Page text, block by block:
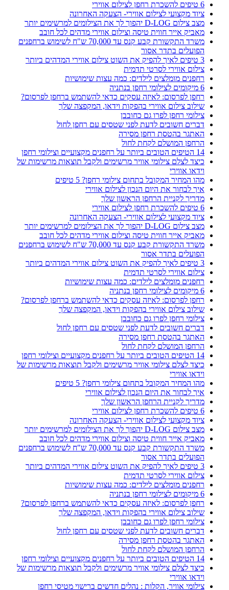
6 טיפים להשכרת רחפן לצילום אווירי
ציוד מקצועי לצילום אווירי- הצעקה האחרונה
מצב צילום D-LOG יהפוך לך את הצילומים למרשימים יותר
מאביק אייר חווית טיסה וצילום אווירי מדהים לכל חובב
משרד התקשורת קבע קנס עד 70,000 ש"ח לשימוש ברחפנים
הפועלים בתדר אסור
3 טיפים לאיך להפיק את השוט צילום אווירי המדהים ביותר
צילום אווירי לסרטי תדמית
רחפנים מומלצים לילדים: כמה עצות שימושיות
6 מיקומים לצילומי רחפן בנתניה
רחפן לפרסום: לאיזה עסקים כדאי להשתמש ברחפן לפרסום?
שילוב צילום אווירי בהפקות וידאו, המקפצה שלך
צילומי רחפן לפרו גם כחובבן
דברים חשובים לדעת לפני שטסים עם רחפן לחול
האתגר בהטסת רחפן מסירה
הרחפן המושלם לקחת לחול
14 הטיפים הטובים ביותר על רחפנים מקצועיים וצילומי רחפן
כיצד לצלם צילומי אוויר מרשימים ולקבל תוצאות מרשימות של
וידאו אווירי
מהו המחיר המקובל בתחום צילומי רחפן? 5 טיפים
איך לבחור את היום הנכון לצילום אווירי
מדריך לקניית הרחפן הראשון שלך
6 טיפים להשכרת רחפן לצילום אווירי
ציוד מקצועי לצילום אווירי- הצעקה האחרונה
מצב צילום D-LOG יהפוך לך את הצילומים למרשימים יותר
מאביק אייר חווית טיסה וצילום אווירי מדהים לכל חובב
משרד התקשורת קבע קנס עד 70,000 ש"ח לשימוש ברחפנים
הפועלים בתדר אסור
3 טיפים לאיך להפיק את השוט צילום אווירי המדהים ביותר
צילום אווירי לסרטי תדמית
רחפנים מומלצים לילדים: כמה עצות שימושיות
6 מיקומים לצילומי רחפן בנתניה
רחפן לפרסום: לאיזה עסקים כדאי להשתמש ברחפן לפרסום?
שילוב צילום אווירי בהפקות וידאו, המקפצה שלך
צילומי רחפן לפרו גם כחובבן
דברים חשובים לדעת לפני שטסים עם רחפן לחול
האתגר בהטסת רחפן מסירה
הרחפן המושלם לקחת לחול
14 הטיפים הטובים ביותר על רחפנים מקצועיים וצילומי רחפן
כיצד לצלם צילומי אוויר מרשימים ולקבל תוצאות מרשימות של
וידאו אווירי
מהו המחיר המקובל בתחום צילומי רחפן? 5 טיפים
איך לבחור את היום הנכון לצילום אווירי
מדריך לקניית הרחפן הראשון שלך
6 טיפים להשכרת רחפן לצילום אווירי
ציוד מקצועי לצילום אווירי- הצעקה האחרונה
מצב צילום D-LOG יהפוך לך את הצילומים למרשימים יותר
מאביק אייר חווית טיסה וצילום אווירי מדהים לכל חובב
משרד התקשורת קבע קנס עד 70,000 ש"ח לשימוש ברחפנים
הפועלים בתדר אסור
3 טיפים לאיך להפיק את השוט צילום אווירי המדהים ביותר
צילום אווירי לסרטי תדמית
רחפנים מומלצים לילדים: כמה עצות שימושיות
6 מיקומים לצילומי רחפן בנתניה
רחפן לפרסום: לאיזה עסקים כדאי להשתמש ברחפן לפרסום?
שילוב צילום אווירי בהפקות וידאו, המקפצה שלך
צילומי רחפן לפרו גם כחובבן
דברים חשובים לדעת לפני שטסים עם רחפן לחול
האתגר בהטסת רחפן מסירה
הרחפן המושלם לקחת לחול
14 הטיפים הטובים ביותר על רחפנים מקצועיים וצילומי רחפן
כיצד לצלם צילומי אוויר מרשימים ולקבל תוצאות מרשימות של
וידאו אווירי
צילומי אוויר, הקלות : נהלים חדשים ברישוי מטיסי רחפן